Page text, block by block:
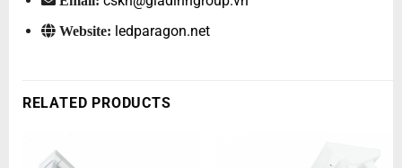
Website: ledparagon.net
RELATED PRODUCTS